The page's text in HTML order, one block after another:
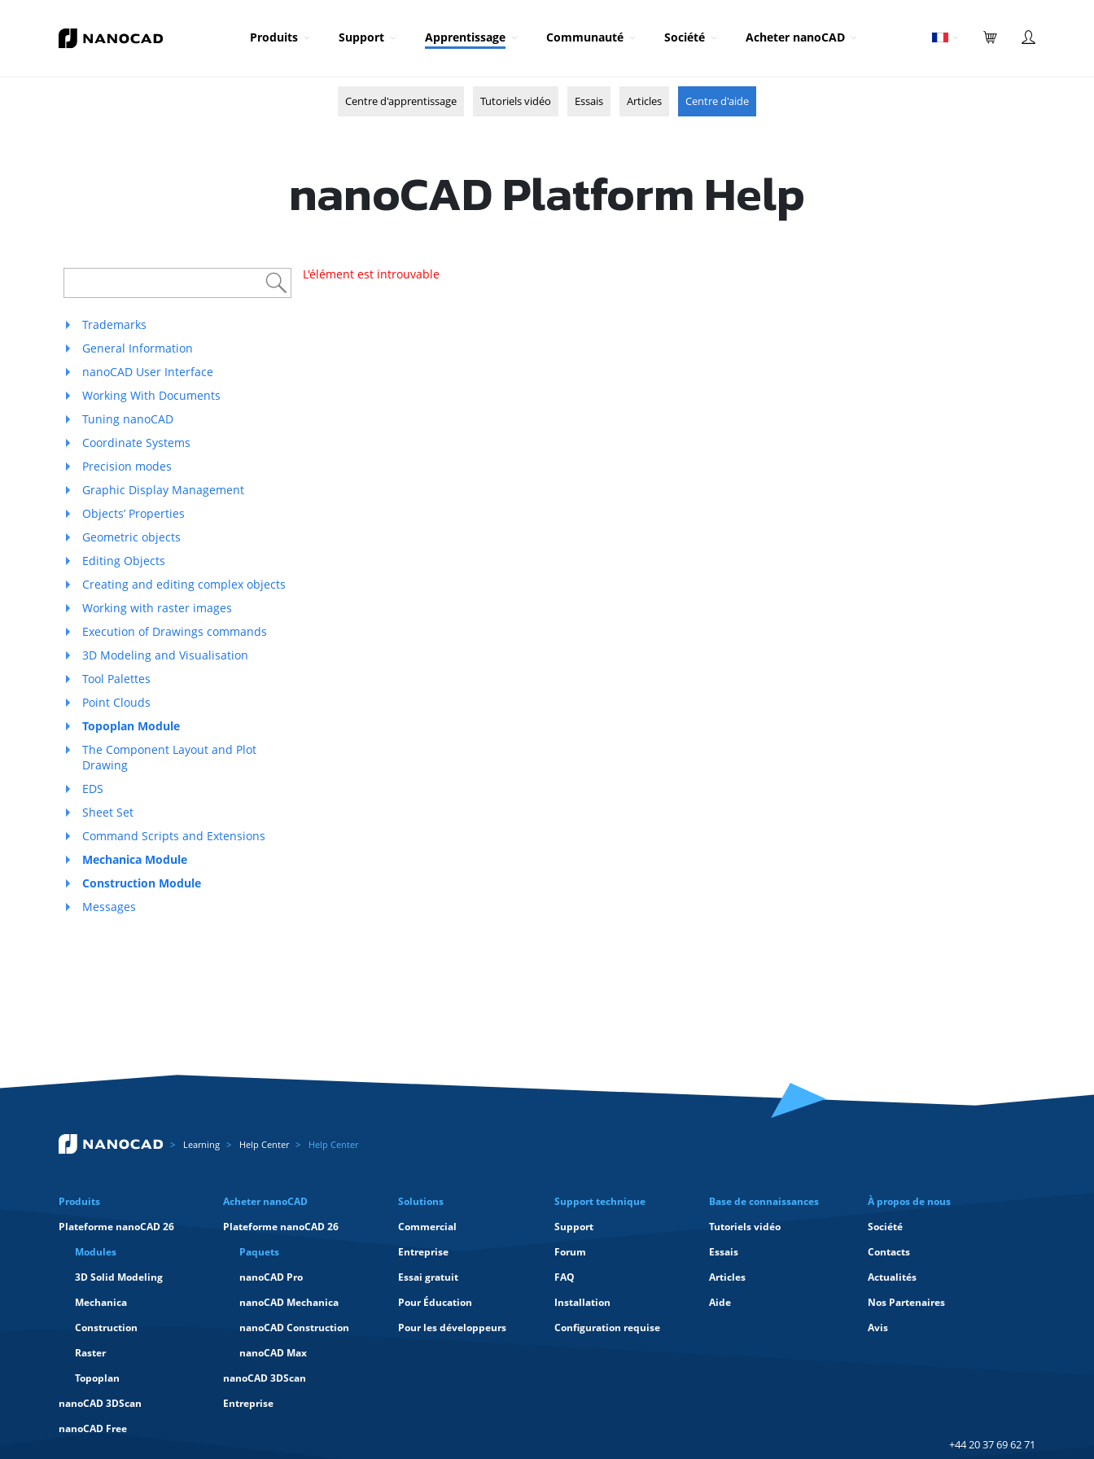
Produits Support Apprentissage Communauté Société Acheter nanoCAD
Centre d'apprentissage Tutoriels vidéo Essais Articles Centre d'aide
nanoCAD Platform Help
Trademarks
General Information
nanoCAD User Interface
Working With Documents
Tuning nanoCAD
Coordinate Systems
Precision modes
Graphic Display Management
Objects’ Properties
Geometric objects
Editing Objects
Creating and editing complex objects
Working with raster images
Execution of Drawings commands
3D Modeling and Visualisation
Tool Palettes
Point Clouds
Topoplan Module
The Component Layout and Plot
Drawing
EDS
Sheet Set
Command Scripts and Extensions
Mechanica Module
Construction Module
Messages
L'élément est introuvable
Learning Help Center Help Center
Produits
Plateforme nanoCAD 26
Modules
3D Solid Modeling
Mechanica
Construction
Raster
Topoplan
nanoCAD 3DScan
nanoCAD Free
Acheter nanoCAD
Plateforme nanoCAD 26
Paquets
nanoCAD Pro
nanoCAD Mechanica
nanoCAD Construction
nanoCAD Max
nanoCAD 3DScan
Entreprise
Solutions
Commercial
Entreprise
Essai gratuit
Pour Éducation
Pour les développeurs
Support technique
Support
Forum
FAQ
Installation
Configuration requise
Base de connaissances
Tutoriels vidéo
Essais
Articles
Aide
À propos de nous
Société
Contacts
Actualités
Nos Partenaires
Avis
+44 20 37 69 62 71